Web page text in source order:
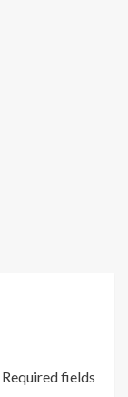
Required fields